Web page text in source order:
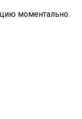
моментально.